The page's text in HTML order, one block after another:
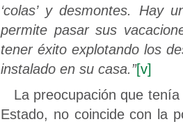
‘colas’ y desmontes.
Hay
permite pasar sus
tener éxito explotando los
instalado en su casa.”[v]
La preocupación que
Estado, no coincide con la